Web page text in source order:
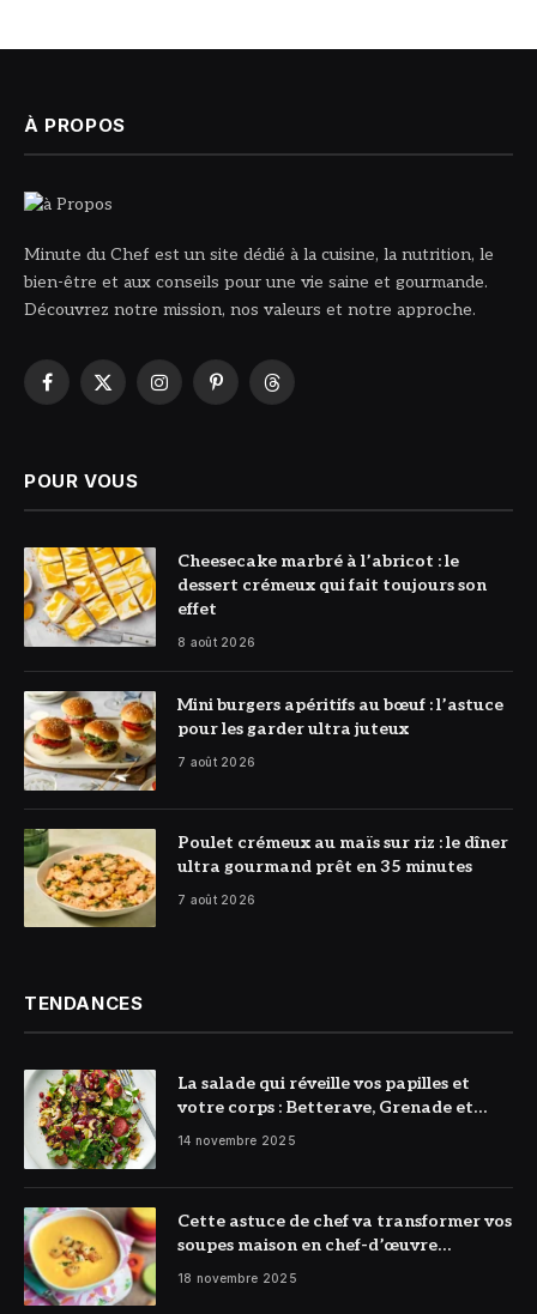
À PROPOS
Minute du Chef est un site dédié à la cuisine, la nutrition, le
bien-être et aux conseils pour une vie saine et gourmande.
Découvrez notre mission, nos valeurs et notre approche.
Facebook
X
InstagramPinterestThreads
POUR VOUS
© DR
Cheesecake marbré à l’abricot : le
dessert crémeux qui fait toujours son
effet
8 août 2026
© DR
Mini burgers apéritifs au bœuf : l’astuce
pour les garder ultra juteux
7 août 2026
© DR
Poulet crémeux au maïs sur riz : le dîner
ultra gourmand prêt en 35 minutes
7 août 2026
TENDANCES
La salade qui réveille vos papilles et
votre corps : Betterave, Grenade et
Citron à l’honneur
14 novembre 2025
Cette astuce de chef va transformer vos
soupes maison en chef-d’œuvre
réconfortant
18 novembre 2025